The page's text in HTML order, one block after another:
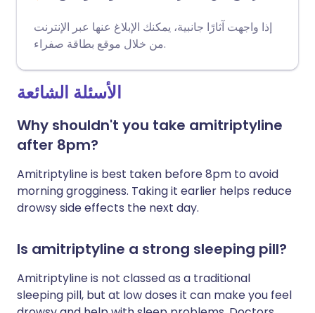
إذا واجهت آثارًا جانبية، يمكنك الإبلاغ عنها عبر الإنترنت
من خلال موقع بطاقة صفراء .
الأسئلة الشائعة
Why shouldn't you take amitriptyline
after 8pm?
Amitriptyline is best taken before 8pm to avoid
morning grogginess. Taking it earlier helps reduce
drowsy side effects the next day.
Is amitriptyline a strong sleeping pill?
Amitriptyline is not classed as a traditional
sleeping pill, but at low doses it can make you feel